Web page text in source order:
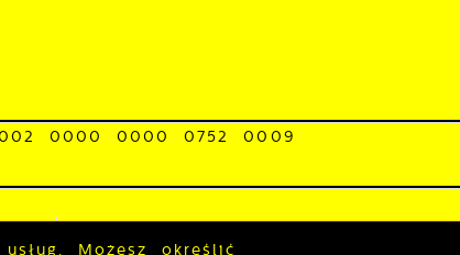
0000 0000 0752 0009
Możesz określić